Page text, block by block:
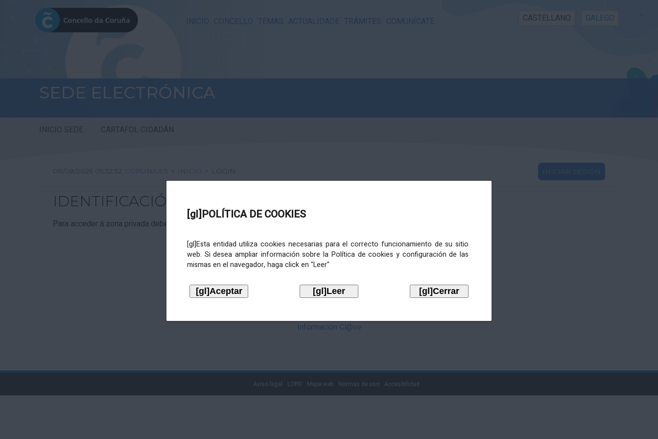
INICIO CONCELLO TEMAS ACTUALIDADE TRÁMITES COMUNÍCATE CASTELLANO GALEGO
SEDE ELECTRÓNICA
INICIO SEDE CARTAFOL CIDADÁN
[gl]POLÍTICA DE COOKIES
[gl]Esta entidad utiliza cookies necesarias para el correcto funcionamiento de su sitio
web. Si desea ampliar información sobre la Política de cookies y configuración de las
mismas en el navegador, haga click en "Leer"
08/08/2026 05:32:32 CORUNA.ES > INICIO > LOGIN INICIAR SESIÓN
IDENTIFICACIÓN
Para acceder á zona privada debe identificarse mediante Cl@ve. Pulse no logotipo
Información Cl@ve
Aviso legal LOPD Mapa web Normas de uso Accesibilidad